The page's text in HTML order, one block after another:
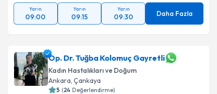
Yarın
09:00
Yarın
09:15
Yarın
09:30 Daha Fazla
Op. Dr. Tuğba Kolomuç Gayretli
Kadın Hastalıkları ve Doğum
Ankara, Çankaya
5 (24 Değerlendirme)